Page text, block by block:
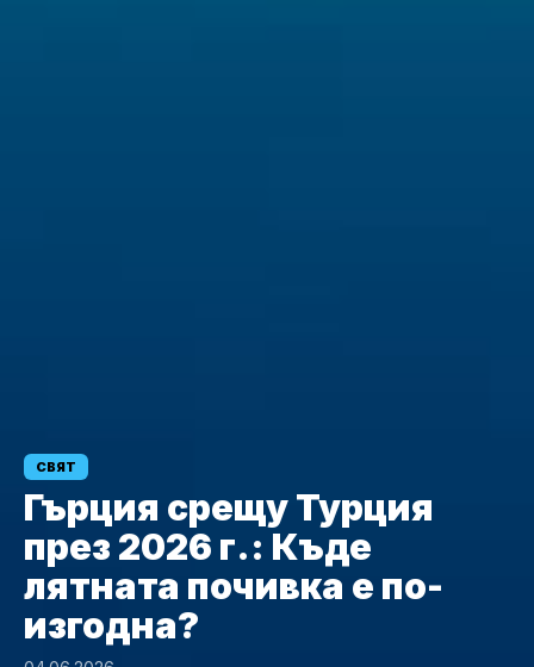
СВЯТ
Гърция срещу Турция
през 2026 г.: Къде
лятната почивка е по-
изгодна?